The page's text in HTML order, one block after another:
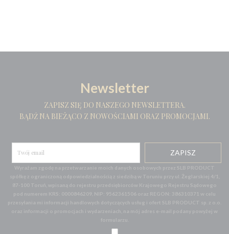
Newsletter
ZAPISZ SIĘ DO NASZEGO NEWSLETTERA.
BĄDŹ NA BIEŻĄCO Z NOWOŚCIAMI ORAZ PROMOCJAMI.
Wyrażam zgodę na przetwarzanie moich danych osobowych przez SLB PRODUCT
spółkę z ograniczoną odpowiedzialnością z siedzibą w Toruniu przy ul. Żeglarskiej 4/1,
87-100 Toruń, wpisaną do rejestru przedsiębiorców Krajowego Rejestru Sądowego
pod numerem KRS: 0000846209, NIP: 9562361506 oraz REGON: 386310371 w celu
przesyłania mi informacji handlowych dotyczących usług i ofert SLB PRODUCT sp. z o.o.
oraz informacji o promocjach i wydarzeniach, na mój adres e-mail podany powyżej w
formularzu.